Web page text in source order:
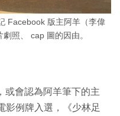
Facebook 版主阿羊（李偉
照、 cap 圖的因由。
或會認為阿羊筆下的主
影例牌入選，《少林足